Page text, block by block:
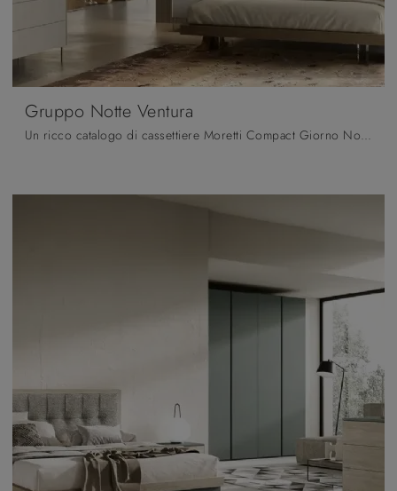
Gruppo Notte Ventura
Un ricco catalogo di cassettiere Moretti Compact Giorno Notte: i comodini moderni in laccato opaco, come Gruppo Notte Ventura, sono tra le soluzioni ...